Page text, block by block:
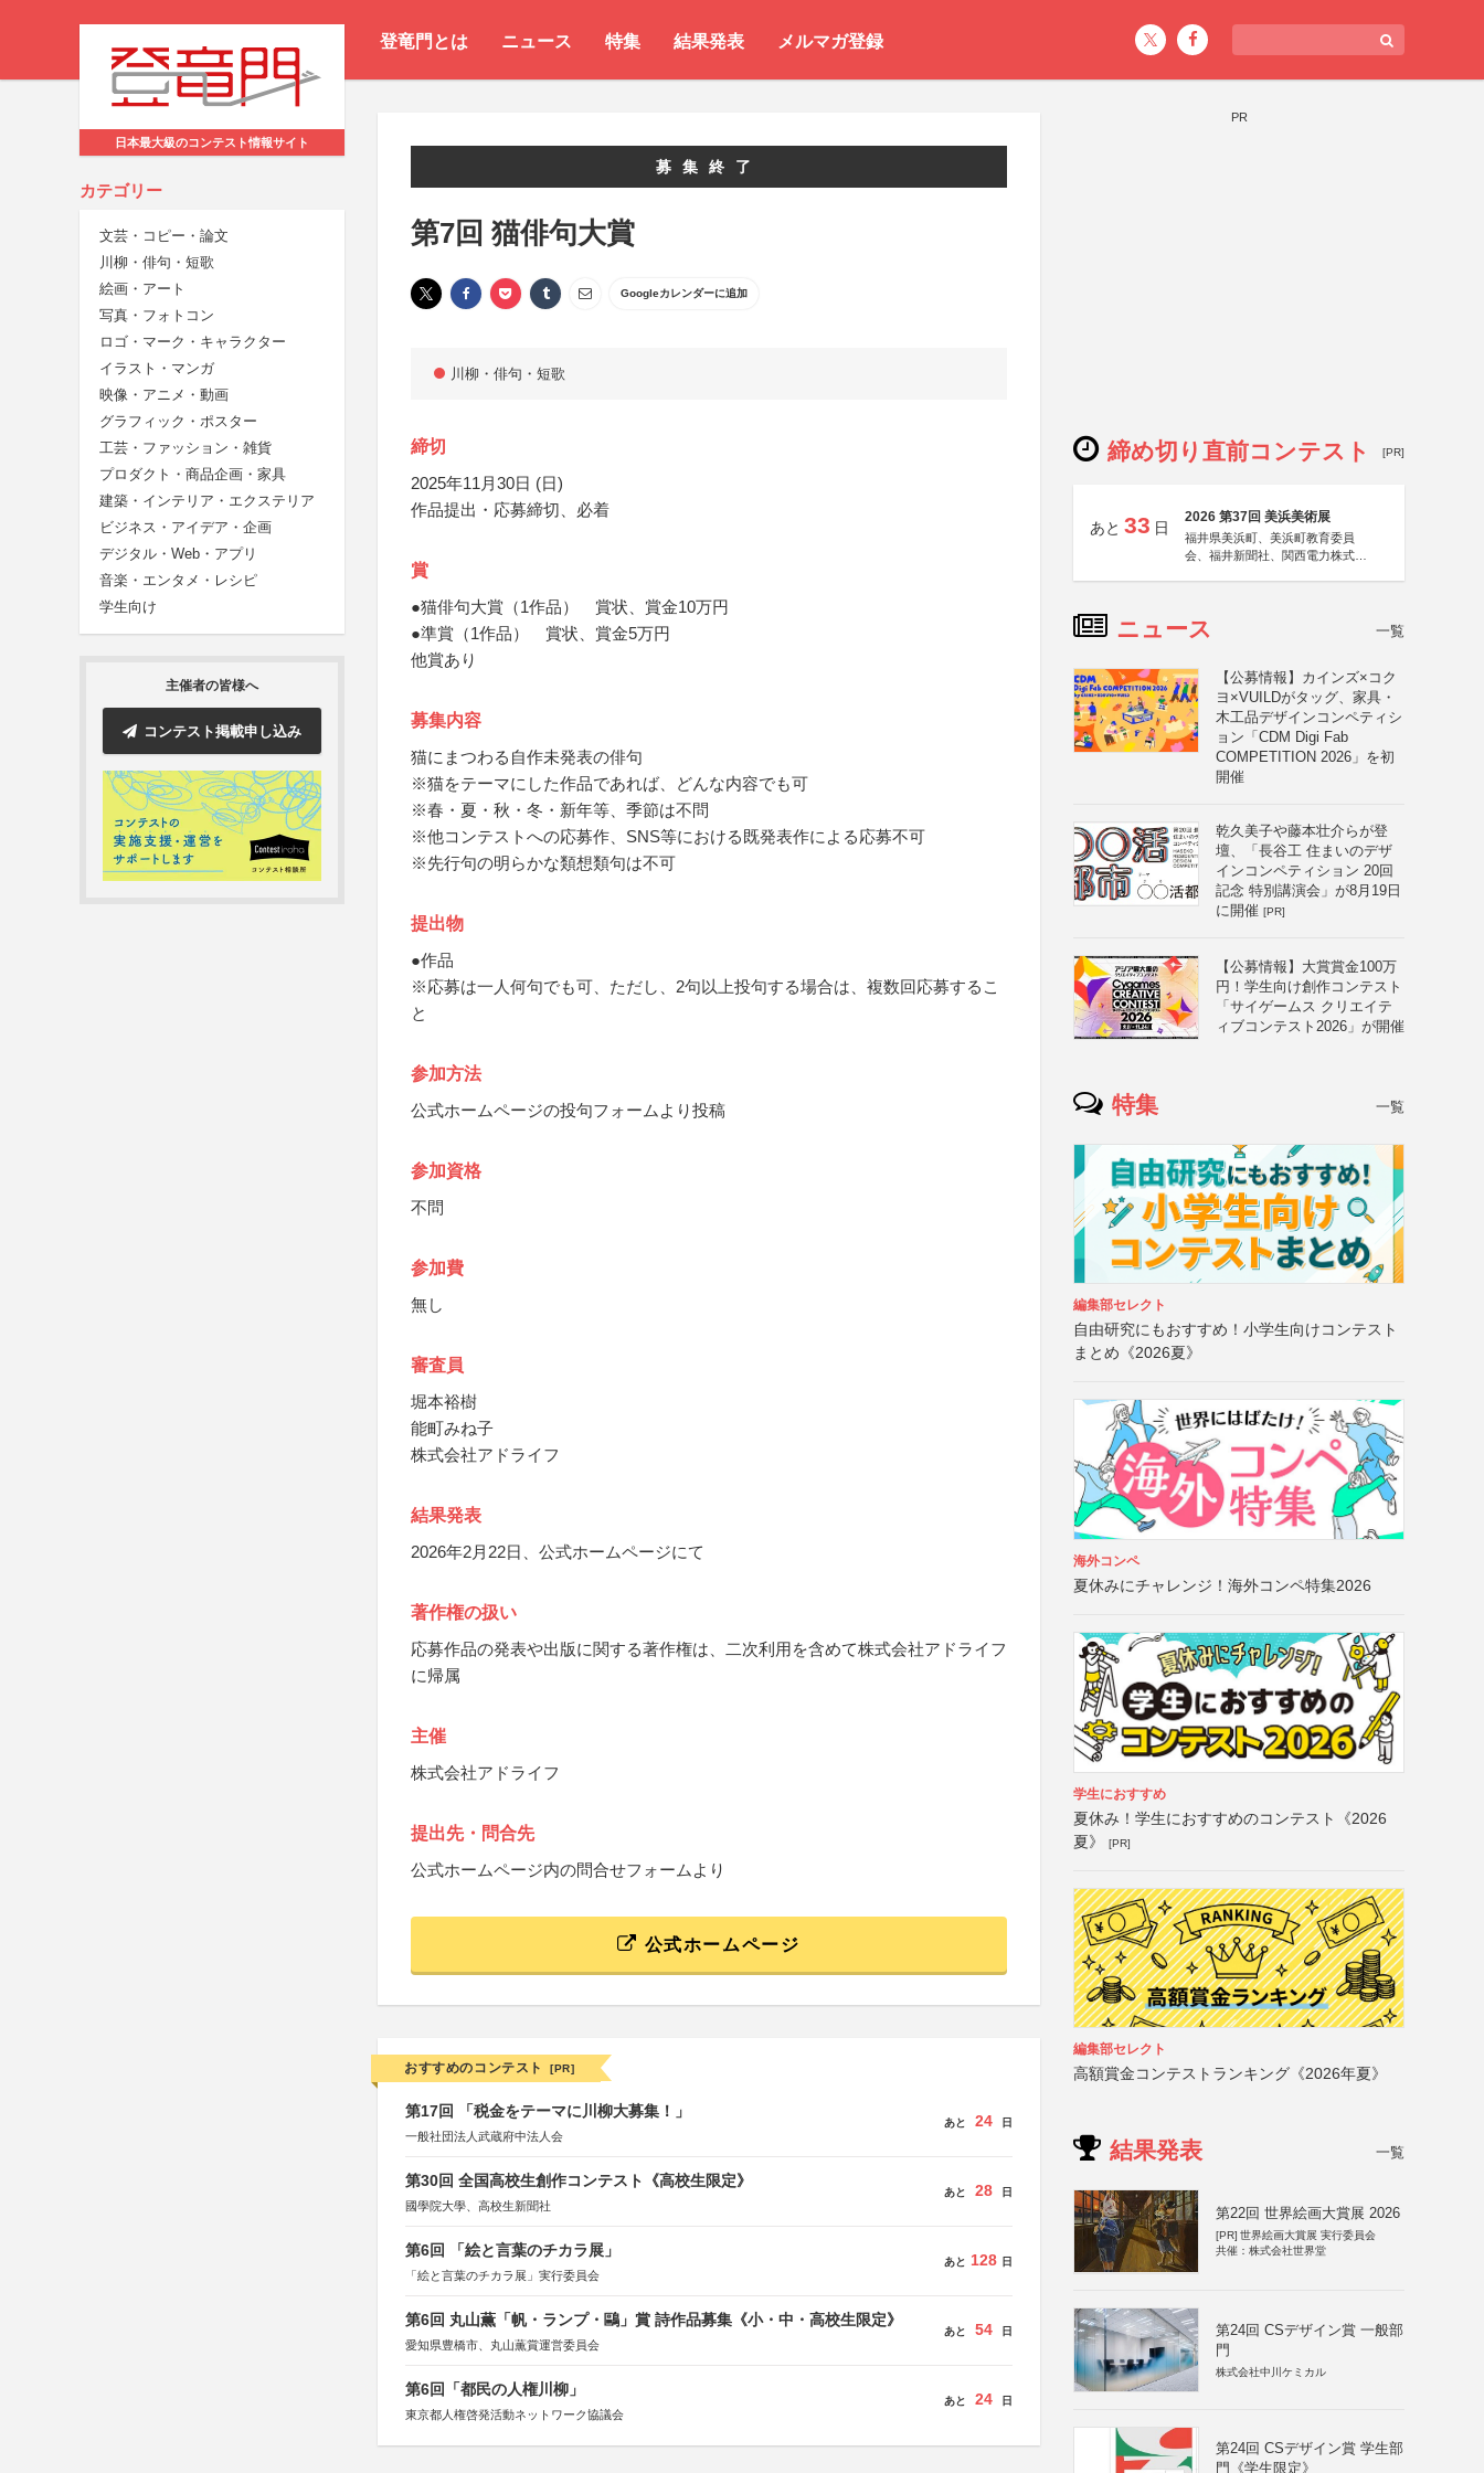
登竜門とは ニュース 特集 結果発表 メルマガ登録
日本最大級のコンテスト情報サイト
カテゴリー
文芸・コピー・論文
川柳・俳句・短歌
絵画・アート
写真・フォトコン
ロゴ・マーク・キャラクター
イラスト・マンガ
映像・アニメ・動画
グラフィック・ポスター
工芸・ファッション・雑貨
プロダクト・商品企画・家具
建築・インテリア・エクステリア
ビジネス・アイデア・企画
デジタル・Web・アプリ
音楽・エンタメ・レシピ
学生向け
主催者の皆様へ
コンテスト掲載申し込み
募集終了
第7回 猫俳句大賞
Googleカレンダーに追加
川柳・俳句・短歌
締切
2025年11月30日 (日)
作品提出・応募締切、必着
賞
●猫俳句大賞（1作品） 賞状、賞金10万円
●準賞（1作品） 賞状、賞金5万円
他賞あり
募集内容
猫にまつわる自作未発表の俳句
※猫をテーマにした作品であれば、どんな内容でも可
※春・夏・秋・冬・新年等、季節は不問
※他コンテストへの応募作、SNS等における既発表作による応募不可
※先行句の明らかな類想類句は不可
提出物
●作品
※応募は一人何句でも可、ただし、2句以上投句する場合は、複数回応募するこ
と
参加方法
公式ホームページの投句フォームより投稿
参加資格
不問
参加費
無し
審査員
堀本裕樹
能町みね子
株式会社アドライフ
結果発表
2026年2月22日、公式ホームページにて
著作権の扱い
応募作品の発表や出版に関する著作権は、二次利用を含めて株式会社アドライフ
に帰属
主催
株式会社アドライフ
提出先・問合先
公式ホームページ内の問合せフォームより
公式ホームページ
おすすめのコンテスト [PR]
第17回 「税金をテーマに川柳大募集！」
一般社団法人武蔵府中法人会
あと 24 日
第30回 全国高校生創作コンテスト《高校生限定》
國學院大學、高校生新聞社
あと 28 日
第6回 「絵と言葉のチカラ展」
「絵と言葉のチカラ展」実行委員会
あと 128 日
第6回 丸山薫「帆・ランプ・鷗」賞 詩作品募集《小・中・高校生限定》
愛知県豊橋市、丸山薫賞運営委員会
あと 54 日
第6回「都民の人権川柳」
東京都人権啓発活動ネットワーク協議会
あと 24 日
PR
締め切り直前コンテスト [PR]
あと 33 日
2026 第37回 美浜美術展
福井県美浜町、美浜町教育委員
会、福井新聞社、関西電力株式会
ニュース 一覧
【公募情報】カインズ×コク
ヨ×VUILDがタッグ、家具・
木工品デザインコンペティシ
ョン「CDM Digi Fab
COMPETITION 2026」を初
開催
乾久美子や藤本壮介らが登
壇、「長谷工 住まいのデザ
インコンペティション 20回
記念 特別講演会」が8月19日
に開催 [PR]
【公募情報】大賞賞金100万
円！学生向け創作コンテスト
「サイゲームス クリエイテ
ィブコンテスト2026」が開催
特集 一覧
編集部セレクト
自由研究にもおすすめ！小学生向けコンテスト
まとめ《2026夏》
海外コンペ
夏休みにチャレンジ！海外コンペ特集2026
学生におすすめ
夏休み！学生におすすめのコンテスト《2026
夏》
[PR]
編集部セレクト
高額賞金コンテストランキング《2026年夏》
結果発表 一覧
第22回 世界絵画大賞展 2026
[PR] 世界絵画大賞展 実行委員会
共催：株式会社世界堂
第24回 CSデザイン賞 一般部
門
株式会社中川ケミカル
第24回 CSデザイン賞 学生部
門《学生限定》